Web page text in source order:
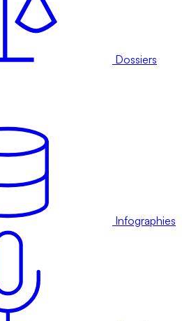
Dossiers
Infographies